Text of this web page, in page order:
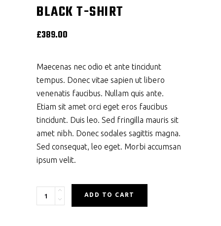
BLACK T-SHIRT
£389.00
Maecenas nec odio et ante tincidunt
tempus. Donec vitae sapien ut libero
venenatis faucibus. Nullam quis ante.
Etiam sit amet orci eget eros faucibus
tincidunt. Duis leo. Sed fringilla mauris sit
amet nibh. Donec sodales sagittis magna.
Sed consequat, leo eget. Morbi accumsan
ipsum velit.
Quantity ADD TO CART